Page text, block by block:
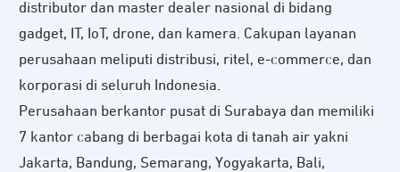
distributor dan master dealer nasional di bidang
gadget, IT, IoT, drone, dan kamera. Cakupan layanan
perusahaan meliputi distribusi, ritel, e-commerce, dan
korporasi di seluruh Indonesia.
Perusahaan berkantor pusat di Surabaya dan memiliki
7 kantor cabang di berbagai kota di tanah air yakni
Jakarta, Bandung, Semarang, Yogyakarta, Bali,